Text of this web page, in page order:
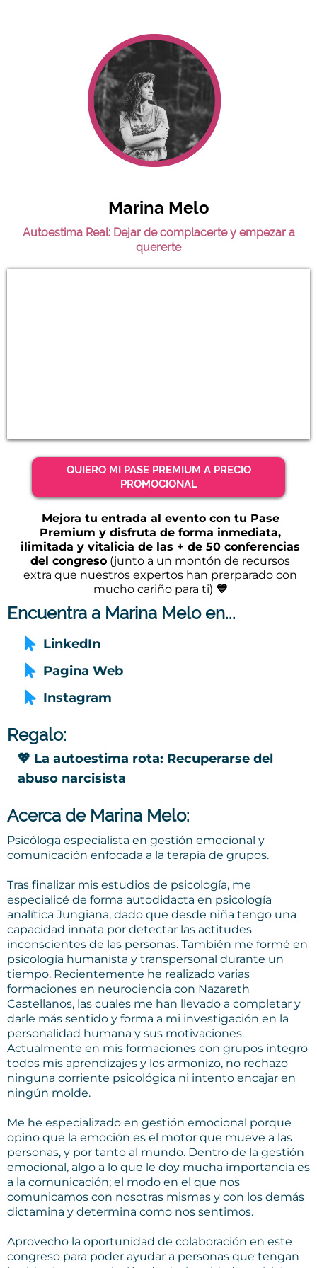
Marina Melo
Autoestima Real: Dejar de complacerte y empezar a
quererte
QUIERO MI PASE PREMIUM A PRECIO
PROMOCIONAL
Mejora tu entrada al evento con tu Pase
Premium y disfruta de forma inmediata,
ilimitada y vitalicia de las + de 50 conferencias
del congreso (junto a un montón de recursos
extra que nuestros expertos han prerparado con
mucho cariño para ti) 💙
Encuentra a Marina Melo en...
LinkedIn
Pagina Web
Instagram
Regalo:
💖 La autoestima rota: Recuperarse del
abuso narcisista
Acerca de Marina Melo:
Psicóloga especialista en gestión emocional y
comunicación enfocada a la terapia de grupos.
Tras finalizar mis estudios de psicología, me
especialicé de forma autodidacta en psicología
analítica Jungiana, dado que desde niña tengo una
capacidad innata por detectar las actitudes
inconscientes de las personas. También me formé en
psicología humanista y transpersonal durante un
tiempo. Recientemente he realizado varias
formaciones en neurociencia con Nazareth
Castellanos, las cuales me han llevado a completar y
darle más sentido y forma a mi investigación en la
personalidad humana y sus motivaciones.
Actualmente en mis formaciones con grupos integro
todos mis aprendizajes y los armonizo, no rechazo
ninguna corriente psicológica ni intento encajar en
ningún molde.
Me he especializado en gestión emocional porque
opino que la emoción es el motor que mueve a las
personas, y por tanto al mundo. Dentro de la gestión
emocional, algo a lo que le doy mucha importancia es
a la comunicación; el modo en el que nos
comunicamos con nosotras mismas y con los demás
dictamina y determina como nos sentimos.
Aprovecho la oportunidad de colaboración en este
congreso para poder ayudar a personas que tengan